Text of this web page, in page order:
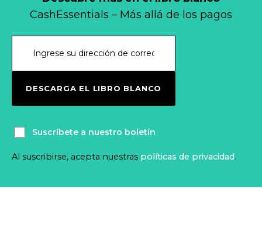
CashEssentials – Más allá de los pagos
DESCARGA EL LIBRO BLANCO
Suscríbete a nuestro boletín
Al suscribirse, acepta nuestras políticas de privacidad.